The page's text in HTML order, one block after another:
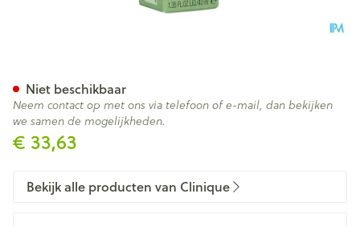
€ 33,63
Niet beschikbaar
Neem contact op met ons via telefoon of e-mail, dan bekijken
we samen de mogelijkheden.
Bekijk alle producten van Clinique